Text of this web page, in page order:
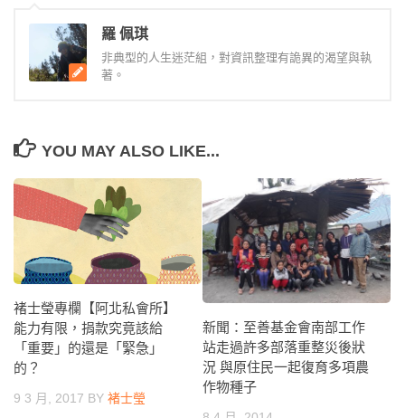
羅 佩琪
非典型的人生迷茫組，對資訊整理有詭異的渴望與執
著。
YOU MAY ALSO LIKE...
褚士瑩專欄【阿北私會所】
能力有限，捐款究竟該給
「重要」的還是「緊急」
的？
9 3 月, 2017 BY 褚士瑩
新聞：至善基金會南部工作
站走過許多部落重整災後狀
況 與原住民一起復育多項農
作物種子